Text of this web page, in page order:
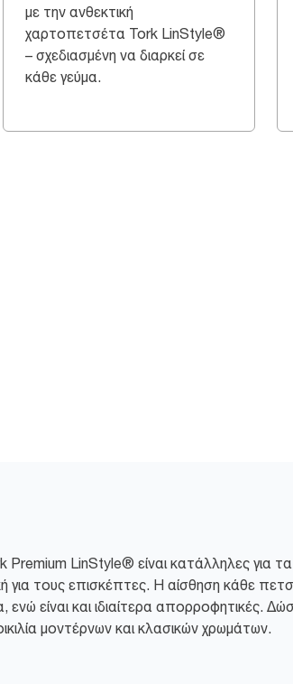
με την ανθεκτική
χαρτοπετσέτα Tork LinStyle®
– σχεδιασμένη να διαρκεί σε
κάθε γεύμα.
LinStyle® είναι κατάλληλες για
για τους επισκέπτες. Η αίσθηση κάθε
είναι και ιδιαίτερα απορροφητικές.
μοντέρνων και κλασικών χρωμάτων.